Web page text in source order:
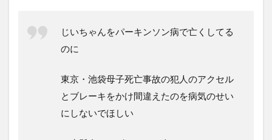
じいちゃんをパーキンソン病で亡くしてる
のに
東京・池袋母子死亡事故の犯人のアクセル
とブレーキをかけ間違えたのを病気のせい
にしないでほしい